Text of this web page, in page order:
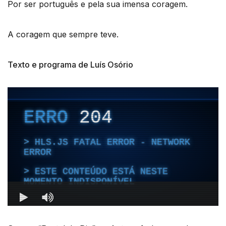
Por ser português e pela sua imensa coragem.
A coragem que sempre teve.
Texto e programa de Luís Osório